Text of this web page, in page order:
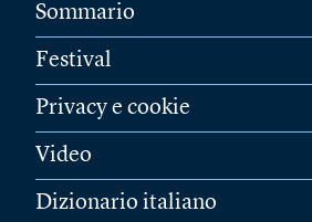
Sommario
Festival
Privacy e cookie
Video
Dizionario italiano